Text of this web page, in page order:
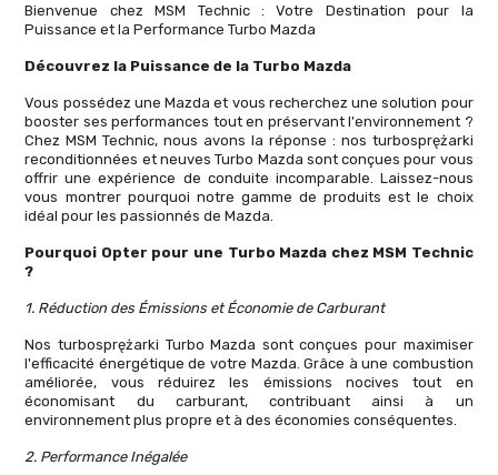
Bienvenue chez MSM Technic : Votre Destination pour la
Puissance et la Performance Turbo Mazda
Découvrez la Puissance de la Turbo Mazda
Vous possédez une Mazda et vous recherchez une solution pour
booster ses performances tout en préservant l'environnement ?
Chez MSM Technic, nous avons la réponse : nos turbosprężarki
reconditionnées et neuves Turbo Mazda sont conçues pour vous
offrir une expérience de conduite incomparable. Laissez-nous
vous montrer pourquoi notre gamme de produits est le choix
idéal pour les passionnés de Mazda.
Pourquoi Opter pour une Turbo Mazda chez MSM Technic
?
1. Réduction des Émissions et Économie de Carburant
Nos turbosprężarki Turbo Mazda sont conçues pour maximiser
l'efficacité énergétique de votre Mazda. Grâce à une combustion
améliorée, vous réduirez les émissions nocives tout en
économisant du carburant, contribuant ainsi à un
environnement plus propre et à des économies conséquentes.
2. Performance Inégalée